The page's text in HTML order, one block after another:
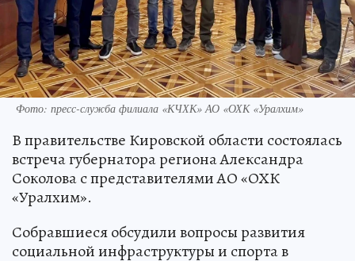
Фото: пресс-служба филиала «КЧХК» АО «ОХК «Уралхим»
В правительстве Кировской области состоялась
встреча губернатора региона Александра
Соколова с представителями АО «ОХК
«Уралхим».
Собравшиеся обсудили вопросы развития
социальной инфраструктуры и спорта в